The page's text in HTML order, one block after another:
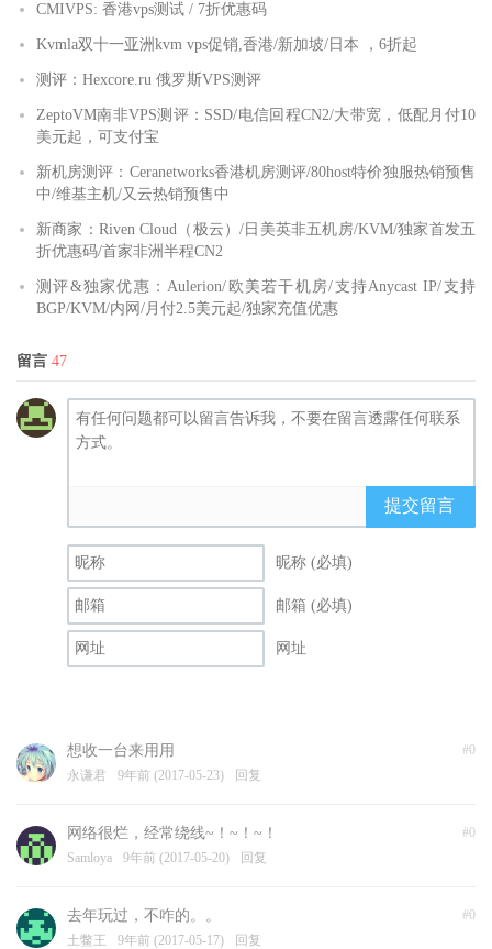
CMIVPS: 香港vps测试 / 7折优惠码
Kvmla双十一亚洲kvm vps促销,香港/新加坡/日本 ，6折起
测评：Hexcore.ru 俄罗斯VPS测评
ZeptoVM南非VPS测评：SSD/电信回程CN2/大带宽，低配月付10
美元起，可支付宝
新机房测评：Ceranetworks香港机房测评/80host特价独服热销预售
中/维基主机/又云热销预售中
新商家：Riven Cloud（极云）/日美英非五机房/KVM/独家首发五
折优惠码/首家非洲半程CN2
测评&独家优惠：Aulerion/欧美若干机房/支持Anycast IP/支持
BGP/KVM/内网/月付2.5美元起/独家充值优惠
留言 47
提交留言
昵称 (必填)
邮箱 (必填)
网址
#0
想收一台来用用
永谦君 9年前 (2017-05-23) 回复
#0
网络很烂，经常绕线~！~！~！
Samloya 9年前 (2017-05-20) 回复
#0
去年玩过，不咋的。。
土鳖王 9年前 (2017-05-17) 回复